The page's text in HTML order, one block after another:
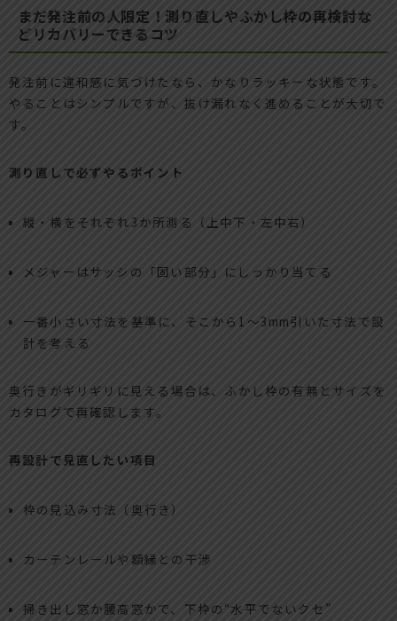
まだ発注前の人限定！測り直しやふかし枠の再検討な
どリカバリーできるコツ
発注前に違和感に気づけたなら、かなりラッキーな状態です。
やることはシンプルですが、抜け漏れなく進めることが大切で
す。
測り直しで必ずやるポイント
縦・横をそれぞれ3か所測る（上中下・左中右）
メジャーはサッシの「固い部分」にしっかり当てる
一番小さい寸法を基準に、そこから1〜3mm引いた寸法で設
計を考える
奥行きがギリギリに見える場合は、ふかし枠の有無とサイズを
カタログで再確認します。
再設計で見直したい項目
枠の見込み寸法（奥行き）
カーテンレールや額縁との干渉
掃き出し窓か腰高窓かで、下枠の“水平でないクセ”